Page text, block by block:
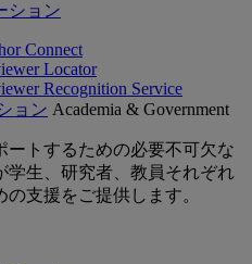
ション
Connect
Locator
Recognition Service
ョン Academia & Government
ートするための必要不可欠な
学生、研究者、教員それぞれ
支援をご提供します。